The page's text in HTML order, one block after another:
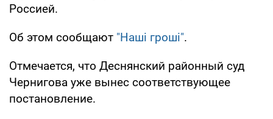
Россией.
Об этом сообщают "Наші гроші".
Отмечается, что Деснянский районный суд
Чернигова уже вынес соответствующее
постановление.